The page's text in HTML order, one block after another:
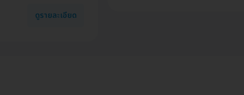
ดูรายละเอียด